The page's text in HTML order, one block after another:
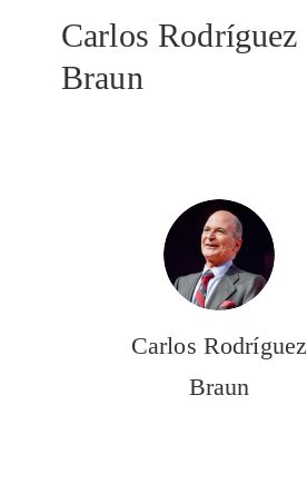
Carlos Rodríguez
Braun
Carlos Rodríguez
Braun